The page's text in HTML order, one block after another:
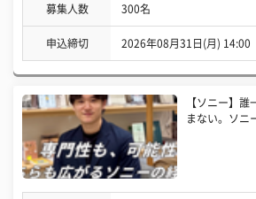
募集人数 300名
申込締切 2026年08月31日(月) 14:00
【ソニー】
まない。ソニ